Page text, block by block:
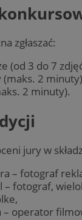
zgłaszać:
(od 3 do 7
2
2 minuty).
jury w
– fotograf
– fotograf,
– operator